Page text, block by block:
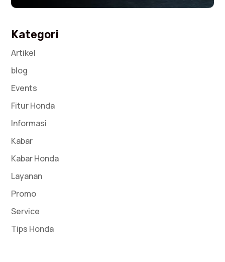
Kategori
Artikel
blog
Events
Fitur Honda
Informasi
Kabar
Kabar Honda
Layanan
Promo
Service
Tips Honda